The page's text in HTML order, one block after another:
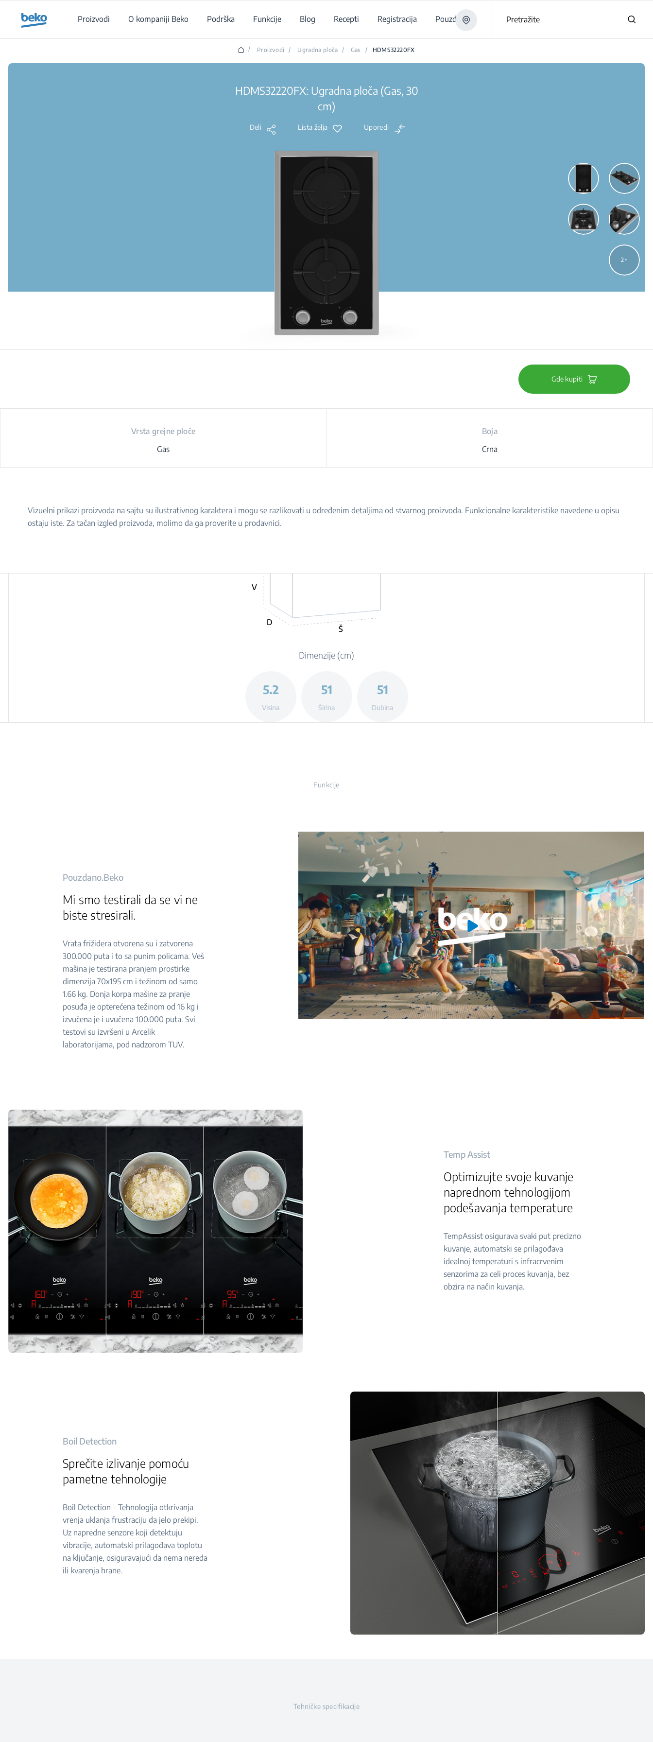
Proizvodi
O kompaniji Beko Podrška Funkcije Blog Recepti Registracija Pouzdano Pretražite
/ Proizvodi / Ugradna ploča / Gas / HDMS32220FX
HDMS32220FX: Ugradna ploča (Gas, 30
cm)
Deli Lista želja Uporedi
2
Gde kupiti
Vrsta grejne ploče
Gas
Boja
Crna
Vizuelni prikazi proizvoda na sajtu su ilustrativnog karaktera i mogu se razlikovati u određenim detaljima od stvarnog proizvoda. Funkcionalne karakteristike navedene u opisu
ostaju iste. Za tačan izgled proizvoda, molimo da ga proverite u prodavnici.
V
D
Š
Dimenzije (cm)
5.2
Visina
51
Širina
51
Dubina
Funkcije
Pouzdano.Beko
Mi smo testirali da se vi ne
biste stresirali.
Vrata frižidera otvorena su i zatvorena
300.000 puta i to sa punim policama. Veš
mašina je testirana pranjem prostirke
dimenzija 70x195 cm i težinom od samo
1.66 kg. Donja korpa mašine za pranje
posuđa je opterećena težinom od 16 kg i
izvučena je i uvučena 100.000 puta. Svi
testovi su izvršeni u Arcelik
laboratorijama, pod nadzorom TUV.
Temp Assist
Optimizujte svoje kuvanje
naprednom tehnologijom
podešavanja temperature
TempAssist osigurava svaki put precizno
kuvanje, automatski se prilagođava
idealnoj temperaturi s infracrvenim
senzorima za celi proces kuvanja, bez
obzira na način kuvanja.
Boil Detection
Sprečite izlivanje pomoću
pametne tehnologije
Boil Detection - Tehnologija otkrivanja
vrenja uklanja frustraciju da jelo prekipi.
Uz napredne senzore koji detektuju
vibracije, automatski prilagođava toplotu
na ključanje, osiguravajući da nema nereda
ili kvarenja hrane.
Tehničke specifikacije